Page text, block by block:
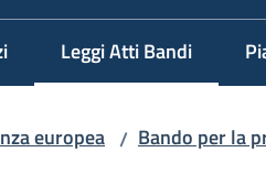
Leggi Atti Bandi
Menu selezionato
europea / Bando per la